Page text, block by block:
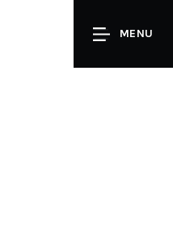
MENU